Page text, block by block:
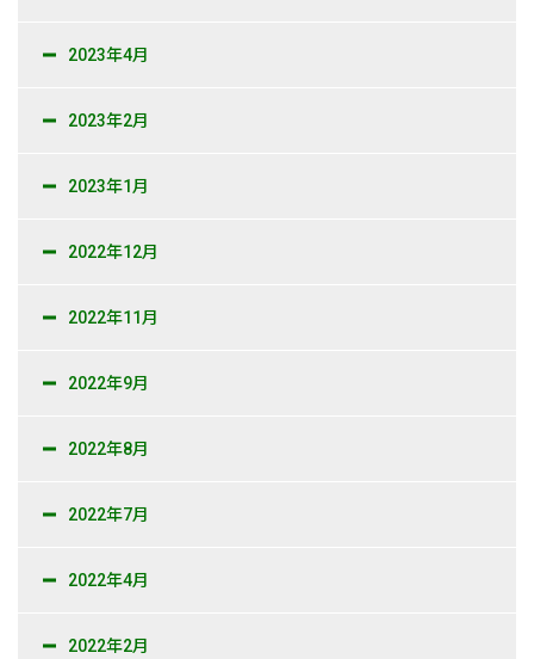
2023年4月
2023年2月
2023年1月
2022年12月
2022年11月
2022年9月
2022年8月
2022年7月
2022年4月
2022年2月